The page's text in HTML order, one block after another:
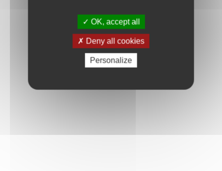
OK, accept all
Deny all cookies
Personalize